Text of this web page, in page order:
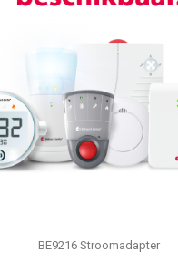
BE9216 Stroomadapter